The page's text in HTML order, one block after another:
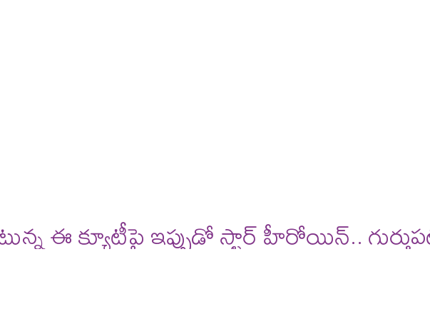
ఈ క్యూటీపై ఇప్పుడో స్టార్ హీరోయిన్​..